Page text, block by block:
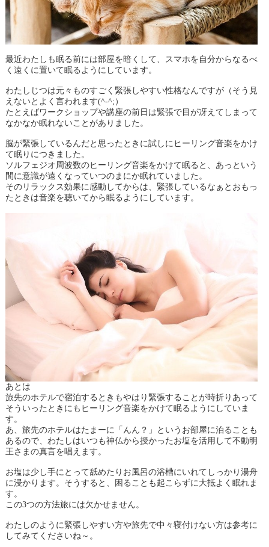
最近わたしも眠る前には部屋を暗くして、スマホを自分からなるべ
く遠くに置いて眠るようにしています。
わたしじつは元々ものすごく緊張しやすい性格なんですが（そう見
えないとよく言われます(^-^;）
たとえばワークショップや講座の前日は緊張で目が冴えてしまって
なかなか眠れないことがありました。
脳が緊張しているんだと思ったときに試しにヒーリング音楽をかけ
て眠りにつきました。
ソルフェジオ周波数のヒーリング音楽をかけて眠ると、あっという
間に意識が遠くなっていつのまにか眠れていました。
そのリラックス効果に感動してからは、緊張しているなぁとおもっ
たときは音楽を聴いてから眠るようにしています。
あとは
旅先のホテルで宿泊するときもやはり緊張することが時折りあって
そういったときにもヒーリング音楽をかけて眠るようにしていま
す。
あ、旅先のホテルはたまーに「んん？」というお部屋に泊ることも
あるので、わたしはいつも神仏から授かったお塩を活用して不動明
王さまの真言を唱えます。
お塩は少し手にとって舐めたりお風呂の浴槽にいれてしっかり湯舟
に浸かります。そうすると、困ることも起こらずに大抵よく眠れま
す。
この3つの方法旅には欠かせません。
わたしのように緊張しやすい方や旅先で中々寝付けない方は参考に
してみてくださいね～。